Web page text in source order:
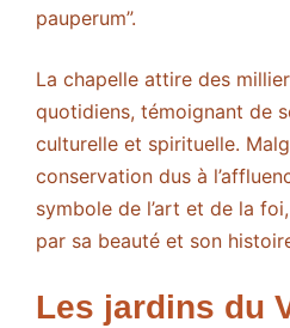
pauperum”.
La chapelle attire des
quotidiens, témoignant de
culturelle et spirituelle.
conservation dus à
symbole de l’art et de la
par sa beauté et son
Les jardins du